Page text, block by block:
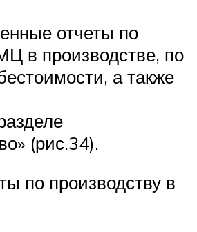
отчеты по
в производстве, по
а также
(рис.34).
по производству в